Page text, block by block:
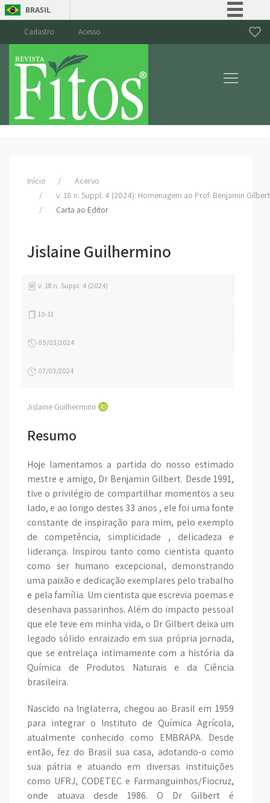
BRASIL
Canais
Cadastro Acesso
Início
Acervo
v. 18 n. Suppl. 4 (2024): Homenagem ao Prof. Benjamin Gilbert
Carta ao Editor
Jislaine Guilhermino
v. 18 n. Suppl. 4 (2024)
10-11
05/03/2024
07/03/2024
Jislaine Guilhermino
Resumo
Hoje lamentamos a partida do nosso estimado
mestre e amigo, Dr Benjamin Gilbert. Desde 1991,
tive o privilégio de compartilhar momentos a seu
lado, e ao longo destes 33 anos , ele foi uma fonte
constante de inspiração para mim, pelo exemplo
de competência, simplicidade , delicadeza e
liderança. Inspirou tanto como cientista quanto
como ser humano excepcional, demonstrando
uma paixão e dedicação exemplares pelo trabalho
e pela família. Um cientista que escrevia poemas e
desenhava passarinhos. Além do impacto pessoal
que ele teve em minha vida, o Dr Gilbert deixa um
legado sólido enraizado em sua própria jornada,
que se entrelaça intimamente com a história da
Química de Produtos Naturais e da Ciência
brasileira.
Nascido na Inglaterra, chegou ao Brasil em 1959
para integrar o Instituto de Química Agrícola,
atualmente conhecido como EMBRAPA. Desde
então, fez do Brasil sua casa, adotando-o como
sua pátria e atuando em diversas instituições
como UFRJ, CODETEC e Farmanguinhos/Fiocruz,
onde atuava desde 1986. O Dr Gilbert é